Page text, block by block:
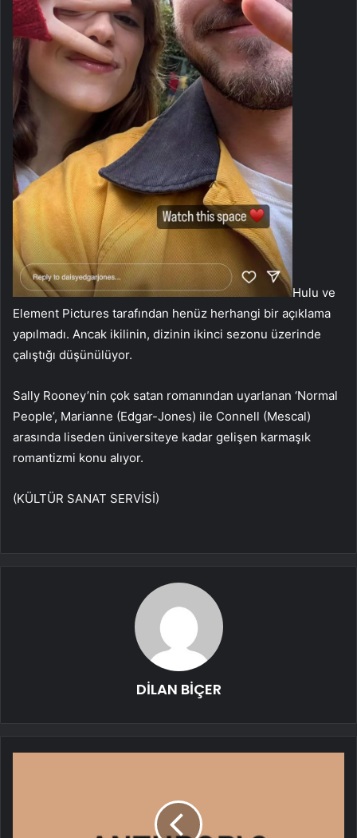
Hulu ve
Element Pictures tarafından henüz herhangi bir açıklama
yapılmadı. Ancak ikilinin, dizinin ikinci sezonu üzerinde
çalıştığı düşünülüyor.
Sally Rooney’nin çok satan romanından uyarlanan ‘Normal
People’, Marianne (Edgar-Jones) ile Connell (Mescal)
arasında liseden üniversiteye kadar gelişen karmaşık
romantizmi konu alıyor.
(KÜLTÜR SANAT SERVİSİ)
DİLAN BİÇER